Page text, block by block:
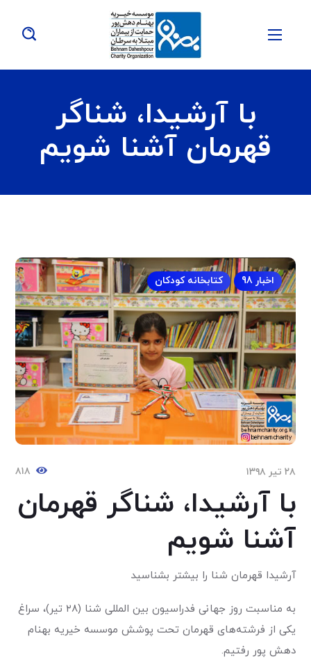
با آرشیدا، شناگر
قهرمان آشنا شویم
اخبار 98 کتابخانه کودکان
۲۸ تیر ۱۳۹۸ ۸۱۸
با آرشیدا، شناگر قهرمان
آشنا شویم
آرشیدا قهرمان شنا را بیشتر بشناسید
به مناسبت روز جهانی فدراسیون بین المللی شنا (۲۸ تیر)، سراغ
یکی از فرشته‌های قهرمان تحت پوشش موسسه خیریه بهنام
دهش پور رفتیم.